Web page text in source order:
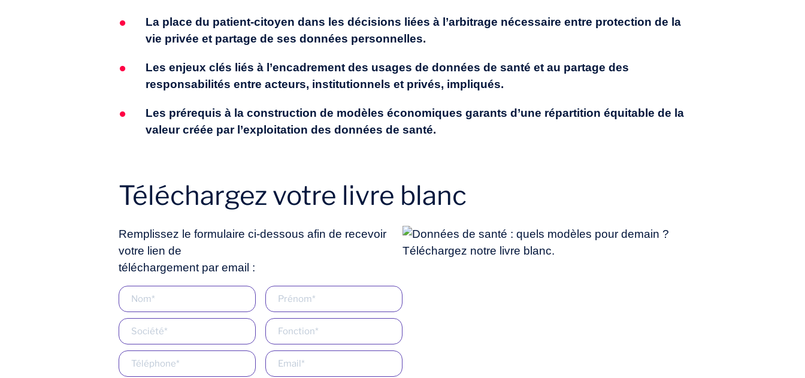
La place du patient-citoyen dans les décisions liées à l’arbitrage nécessaire entre protection de la
vie privée et partage de ses données personnelles.
Les enjeux clés liés à l’encadrement des usages de données de santé et au partage des
responsabilités entre acteurs, institutionnels et privés, impliqués.
Les prérequis à la construction de modèles économiques garants d’une répartition équitable de la
valeur créée par l’exploitation des données de santé.
Téléchargez votre livre blanc
Remplissez le formulaire ci-dessous afin de recevoir
votre lien de
téléchargement par email :